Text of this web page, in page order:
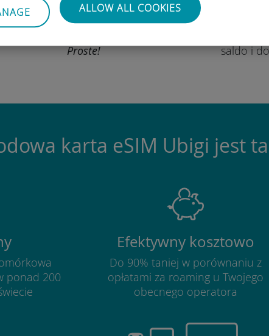
ALLOW ALL COOKIES
Zeskanuj kod QR
aby aktywować plan danych i
Proste!
aby
saldo i
karta eSIM Ubigi jest
ponad 200
Efektywny kosztowo
Do 90% taniej w porównaniu z
opłatami za roaming u Twojego
obecnego operatora